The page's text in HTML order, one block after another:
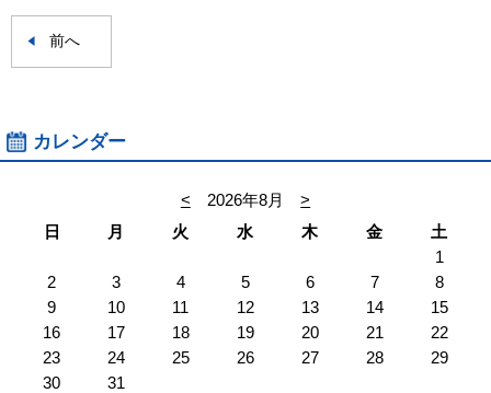
前へ
カレンダー
< 2026年8月
>
日
月 火 水 木 金
土
1
2
3 4 5 6 7
8
9
10 11 12 13 14
15
16
17 18 19 20 21
22
23
24 25 26 27 28
29
30
31